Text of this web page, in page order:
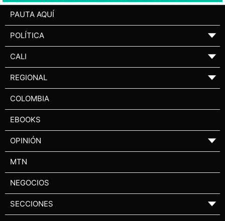
PAUTA AQUÍ
POLÍTICA ▼
CALI ▼
REGIONAL ▼
COLOMBIA
EBOOKS
OPINIÓN ▼
MTN
NEGOCIOS
SECCIONES ▼